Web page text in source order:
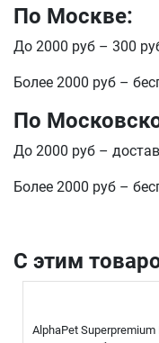
По Москве:
До 2000 руб – 300
Более 2000 руб –
По
До 2000 руб –
Более 2000 руб –
С этим
AlphaPet